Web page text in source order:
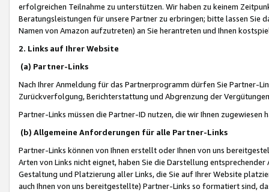
erfolgreichen Teilnahme zu unterstützen. Wir haben zu keinem
Beratungsleistungen für unsere Partner zu erbringen; bitte lassen Sie
Namen von Amazon aufzutreten) an Sie herantreten und Ihnen
2. Links auf Ihrer Website
(a) Partner-Links
Nach Ihrer Anmeldung für das Partnerprogramm dürfen Sie Partner-
Zurückverfolgung, Berichterstattung und Abgrenzung der
Partner-Links müssen die Partner-ID nutzen, die wir Ihnen zugewiesen
(b) Allgemeine Anforderungen für alle Partner-Links
Partner-Links können von Ihnen erstellt oder Ihnen von uns
Arten von Links nicht eignet, haben Sie die Darstellung
Gestaltung und Platzierung aller Links, die Sie auf Ihrer Website
auch Ihnen von uns bereitgestellte) Partner-Links so formatiert sind,